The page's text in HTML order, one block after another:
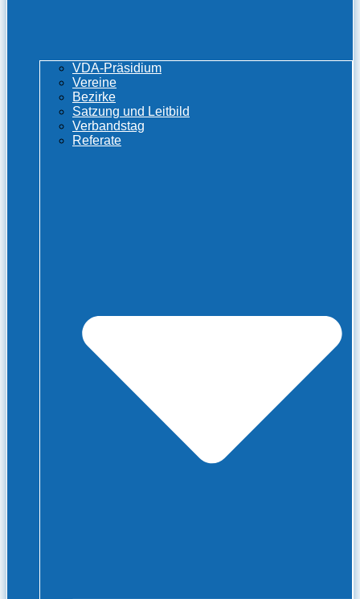
VDA-Präsidium
Vereine
Bezirke
Satzung und Leitbild
Verbandstag
Referate